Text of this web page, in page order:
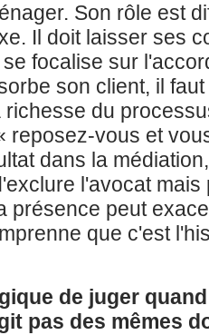
Son rôle est
Il doit laisser ses
focalise sur
son client, il
richesse du
reposez-vous et
dans la
l'avocat
présence peut
que c'est
de juger
pas des mêmes